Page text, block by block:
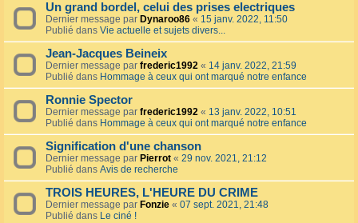
Un grand bordel, celui des prises electriques
Dernier message par Dynaroo86 « 15 janv. 2022, 11:50
Publié dans Vie actuelle et sujets divers...
Jean-Jacques Beineix
Dernier message par frederic1992 « 14 janv. 2022, 21:59
Publié dans Hommage à ceux qui ont marqué notre enfance
Ronnie Spector
Dernier message par frederic1992 « 13 janv. 2022, 10:51
Publié dans Hommage à ceux qui ont marqué notre enfance
Signification d'une chanson
Dernier message par Pierrot « 29 nov. 2021, 21:12
Publié dans Avis de recherche
TROIS HEURES, L'HEURE DU CRIME
Dernier message par Fonzie « 07 sept. 2021, 21:48
Publié dans Le ciné !